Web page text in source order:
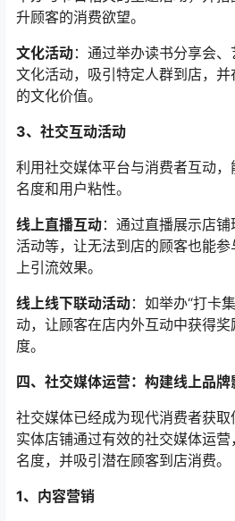
升顾客的消费欲望。
文化活动：通过举办读书分享会
文化活动，吸引特定人群到店，
的文化价值。
3、社交互动活动
利用社交媒体平台与消费者互动
名度和用户粘性。
线上直播互动：通过直播展示店
活动等，让无法到店的顾客也能
上引流效果。
线上线下联动活动：如举办“打卡
动，让顾客在店内外互动中获得
度。
四、社交媒体运营：构建线上品牌
社交媒体已经成为现代消费者获取
实体店铺通过有效的社交媒体运
名度，并吸引潜在顾客到店消费。
1、内容营销